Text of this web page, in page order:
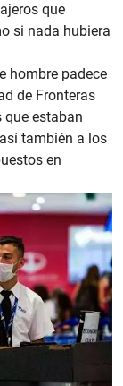
que
si nada hubiera
hombre padece
de Fronteras
estaban
también a los
en